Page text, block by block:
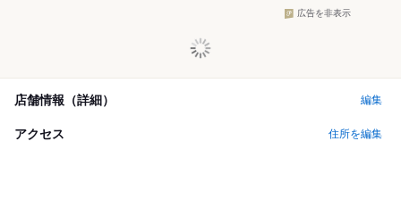
広告を非表示
店舗情報（詳細） 編集
アクセス 住所を編集